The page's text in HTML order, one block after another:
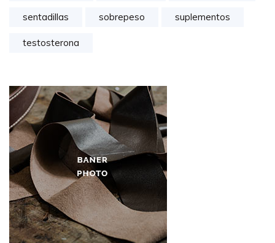
sentadillas sobrepeso suplementos
testosterona